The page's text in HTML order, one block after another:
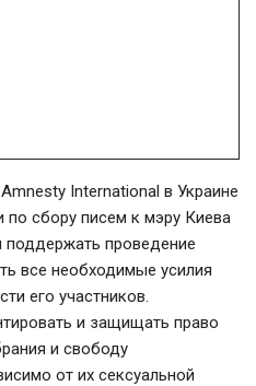
International в Украине
по сбору писем к мэру Киева
проведение
все необходимые усилия
его участников.
и защищать право
и свободу
от их сексуальной